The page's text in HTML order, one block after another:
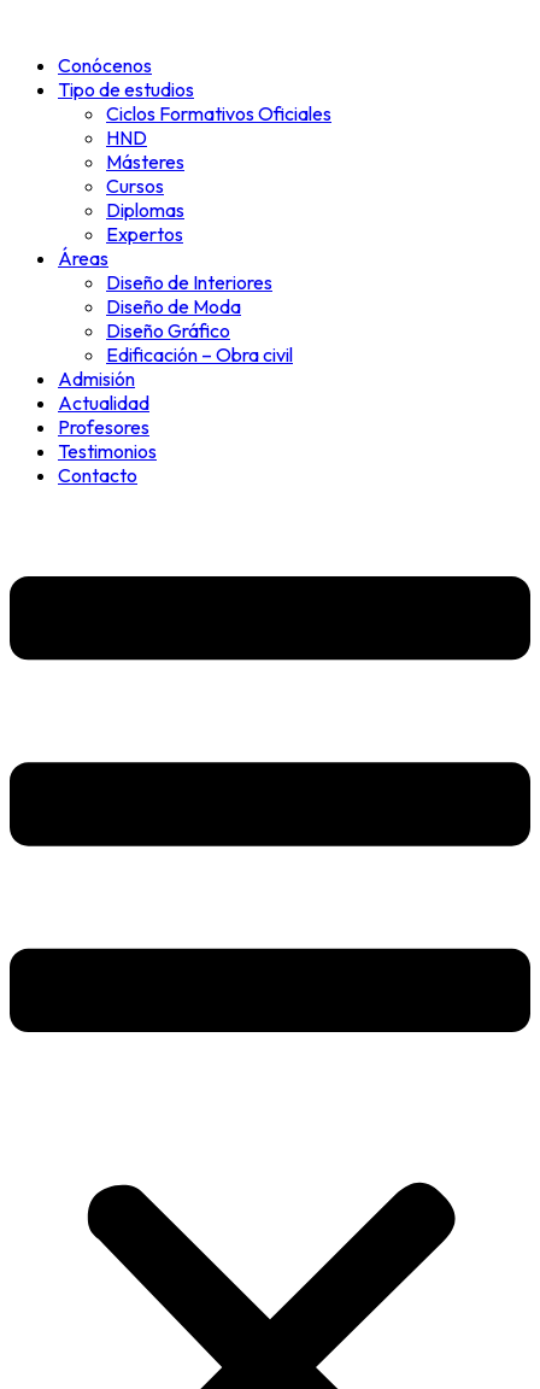
contenidoConócenos
Tipo de estudios
Ciclos Formativos Oficiales
HND
Másteres
Cursos
Diplomas
Expertos
Áreas
Diseño de Interiores
Diseño de Moda
Diseño Gráfico
Edificación – Obra civil
Admisión
Actualidad
Profesores
Testimonios
Contacto